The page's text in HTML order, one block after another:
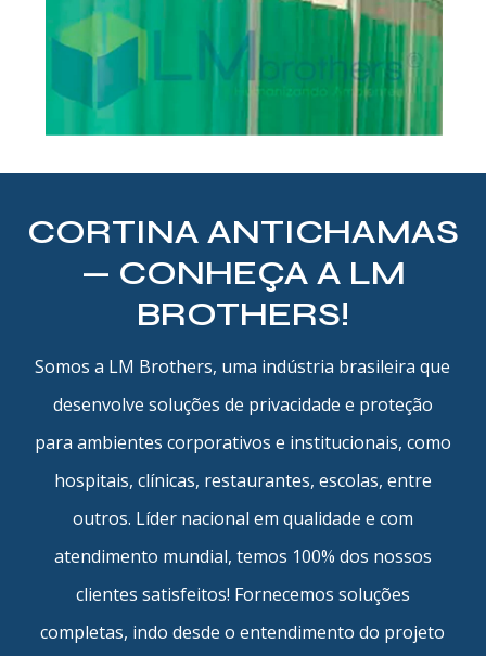
CORTINA ANTICHAMAS
— CONHEÇA A LM
BROTHERS!
Somos a LM Brothers, uma indústria brasileira que
desenvolve soluções de privacidade e proteção
para ambientes corporativos e institucionais, como
hospitais, clínicas, restaurantes, escolas, entre
outros. Líder nacional em qualidade e com
atendimento mundial, temos 100% dos nossos
clientes satisfeitos! Fornecemos soluções
completas, indo desde o entendimento do projeto